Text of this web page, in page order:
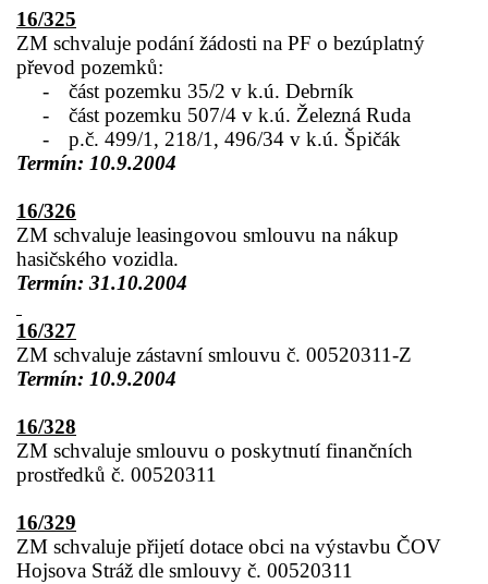
16/325
ZM schvaluje podání žádosti na PF o bezúplatný
převod pozemků:
-
část pozemku 35/2 v k.ú. Debrník
-
část pozemku 507/4 v k.ú. Železná Ruda
-
p.č. 499/1, 218/1, 496/34 v k.ú. Špičák
Termín: 10.9.2004
16/326
ZM schvaluje leasingovou smlouvu na nákup
hasičského vozidla.
Termín: 31.10.2004
16/327
ZM schvaluje zástavní smlouvu č. 00520311-Z
Termín: 10.9.2004
16/328
ZM schvaluje smlouvu o poskytnutí finančních
prostředků č. 00520311
16/329
ZM schvaluje přijetí dotace obci na výstavbu ČOV
Hojsova Stráž dle smlouvy č. 00520311